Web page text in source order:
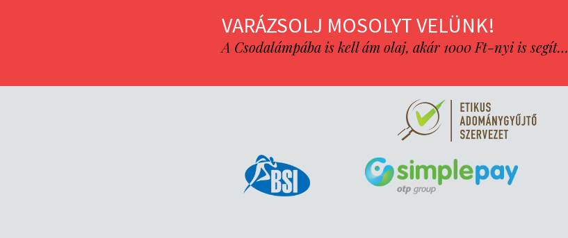
VARÁZSOLJ MOSOLYT VELÜNK!
A Csodalámpába is kell ám olaj, akár 1000 Ft-nyi is segít…